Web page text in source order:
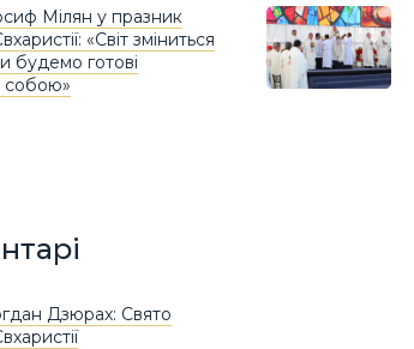
Мілян у празник
«Світ зміниться
будемо готові
собою»
Дзюрах: Свято